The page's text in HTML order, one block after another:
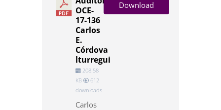
OCE-
17-136
Carlos
E.
Córdova
lturregui
208.58
KB
612
downloads
Carlos
Download